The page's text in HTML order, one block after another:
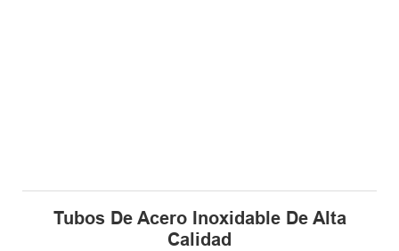
Tubos De Acero Inoxidable De Alta
Calidad